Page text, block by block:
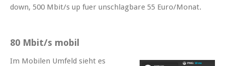
down, 500 Mbit/s up fuer unschlagbare 55 Euro/Monat.
80 Mbit/s mobil
Im Mobilen Umfeld sieht es